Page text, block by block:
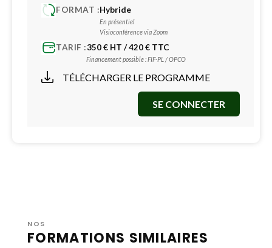
FORMAT :Hybride
En présentiel
Visioconférence via Zoom
TARIF :350 € HT / 420 € TTC
Financement possible : FIF-PL / OPCO
TÉLÉCHARGER LE PROGRAMME
SE CONNECTER
NOS
FORMATIONS SIMILAIRES